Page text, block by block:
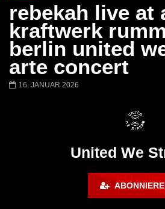
Barbara Lago @ Kappa
FuturFestival 2024
rebekah live at
kraftwerk
berlin united
arte concert
16. JANUAR 2026
United We